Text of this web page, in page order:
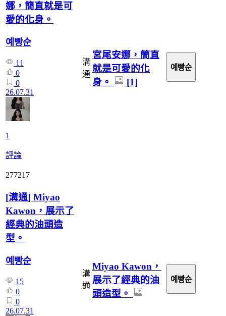
娜，簡直就是可
愛的化身。
예빵순
11
0
0
26.07.31
1
評論
溝
通
宮尾安娜，簡直
就是可愛的化
身。
[1]
예빵순
277217
[溝通] Miyao
Kawon，展示了
經典的油頭造
型。
예빵순
15
0
0
26.07.31
溝
通
Miyao Kawon，
展示了經典的油
頭造型。
예빵순